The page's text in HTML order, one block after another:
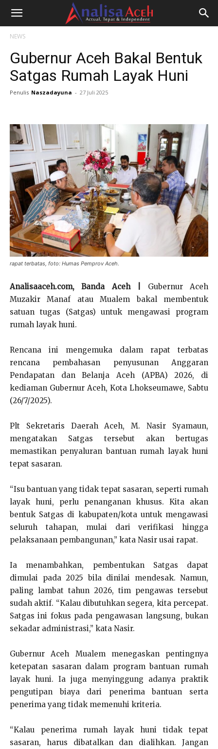
NEWS
Gubernur Aceh Bakal Bentuk
Satgas Rumah Layak Huni
Penulis Naszadayuna - 27 Juli 2025
rapat terbatas, foto: Humas Pemprov Aceh.
Analisaaceh.com, Banda Aceh |
Gubernur Aceh
Muzakir Manaf atau Mualem bakal membentuk
satuan tugas (Satgas) untuk mengawasi program
rumah layak huni.
Rencana ini mengemuka dalam rapat terbatas
rencana pembahasan penyusunan Anggaran
Pendapatan dan Belanja Aceh (APBA) 2026, di
kediaman Gubernur Aceh, Kota Lhokseumawe, Sabtu
(26/7/2025).
Plt Sekretaris Daerah Aceh, M. Nasir Syamaun,
mengatakan Satgas tersebut akan bertugas
memastikan penyaluran bantuan rumah layak huni
tepat sasaran.
“Isu bantuan yang tidak tepat sasaran, seperti rumah
layak huni, perlu penanganan khusus. Kita akan
bentuk Satgas di kabupaten/kota untuk mengawasi
seluruh tahapan, mulai dari verifikasi hingga
pelaksanaan pembangunan,” kata Nasir usai rapat.
Ia menambahkan, pembentukan Satgas dapat
dimulai pada 2025 bila dinilai mendesak. Namun,
paling lambat tahun 2026, tim pengawas tersebut
sudah aktif. “Kalau dibutuhkan segera, kita percepat.
Satgas ini fokus pada pengawasan langsung, bukan
sekadar administrasi,” kata Nasir.
Gubernur Aceh Mualem menegaskan pentingnya
ketepatan sasaran dalam program bantuan rumah
layak huni. Ia juga menyinggung adanya praktik
pengutipan biaya dari penerima bantuan serta
penerima yang tidak memenuhi kriteria.
“Kalau penerima rumah layak huni tidak tepat
sasaran, harus dibatalkan dan dialihkan. Jangan